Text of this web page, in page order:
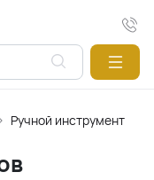
Ручной инструмент